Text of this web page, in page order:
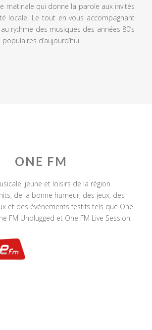
matinale qui donne la parole aux invités
locale. Le tout en vous accompagnant
rythme des musiques des années 80’s
d’aujourd’hui.
ONE FM
jeune et loisirs de la région
de la bonne humeur, des jeux, des
et des événements festifs tels que One
FM Unplugged et One FM Live Session.